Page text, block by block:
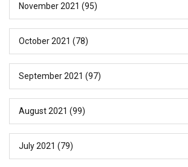
November 2021 (95)
October 2021 (78)
September 2021 (97)
August 2021 (99)
July 2021 (79)